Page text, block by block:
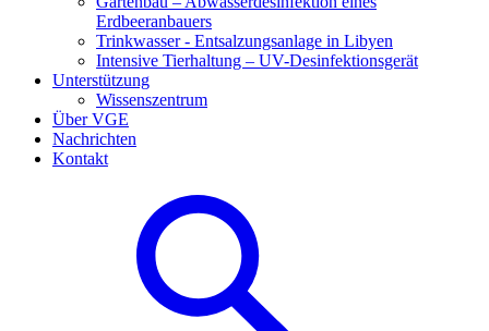
Erdbeeranbauers
Trinkwasser - Entsalzungsanlage in Libyen
Intensive Tierhaltung – UV-Desinfektionsgerät
Unterstützung
Wissenszentrum
Über VGE
Nachrichten
Kontakt